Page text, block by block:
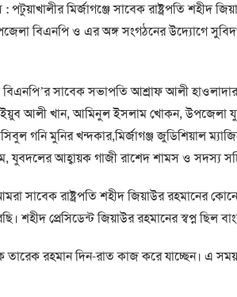
: পটুয়াখালীর মির্জাগঞ্জে সাবেক রাষ্ট্রপতি
বিএনপি ও এর অঙ্গ সংগঠনের উদ্যোগে
সাবেক সভাপতি আশ্রাফ আলী
আলী খান, আমিনুল ইসলাম খোকন, উপজেলা
গনি মুনির খন্দকার,মির্জাগঞ্জ জুডিশিয়াল
যুবদলের আহ্বায়ক গাজী রাশেদ শামস ও সদস্য
সাবেক রাষ্ট্রপতি শহীদ জিয়াউর রহমানের
শহীদ প্রেসিডেন্ট জিয়াউর রহমানের স্বপ্ন ছিল
তারেক রহমান দিন-রাত কাজ করে যাচ্ছেন। এ